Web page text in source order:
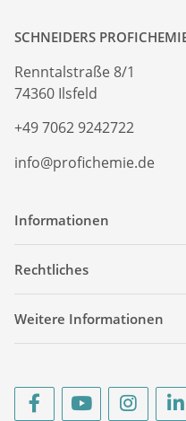
SCHNEIDERS
Renntalstraße 8/1
74360 Ilsfeld
+49 7062 9242722
info@profichemie.de
Informationen
Rechtliches
Weitere Informationen